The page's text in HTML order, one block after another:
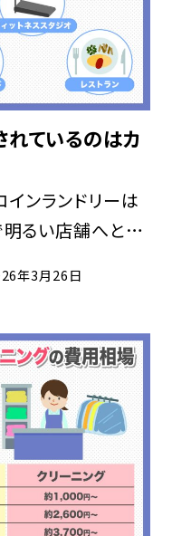
れているのはカ
ンランドリーは
明るい店舗へと変
ることが重要に
年3月26日